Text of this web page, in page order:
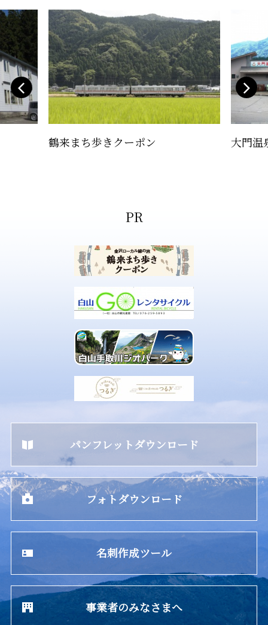
鶴来まち歩きクーポン 大門温
パンフレットダウンロード
フォトダウンロード
名刺作成ツール
事業者のみなさまへ